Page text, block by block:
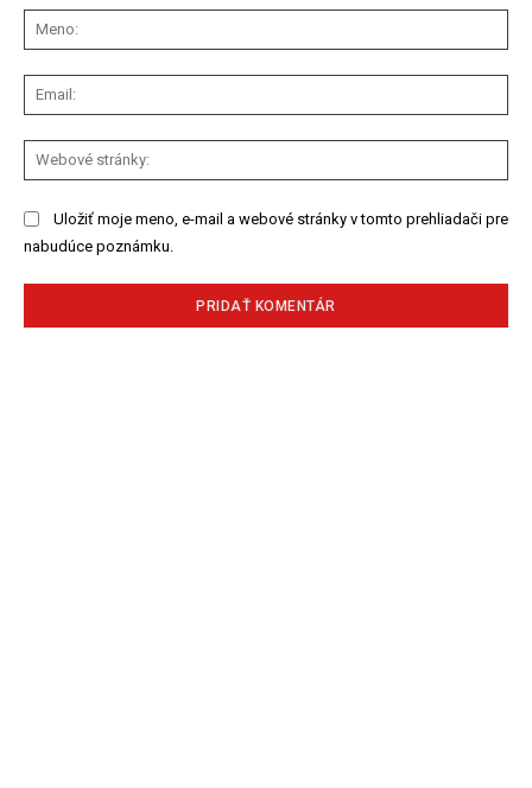
Uložiť moje meno, e-mail a webové stránky v tomto prehliadači pre
nabudúce poznámku.